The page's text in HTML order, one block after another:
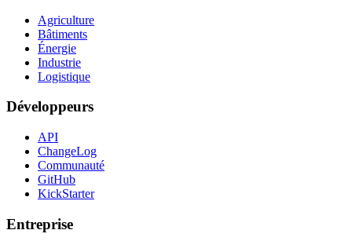
Agriculture
Bâtiments
Énergie
Industrie
Logistique
Développeurs
API
ChangeLog
Communauté
GitHub
KickStarter
Entreprise